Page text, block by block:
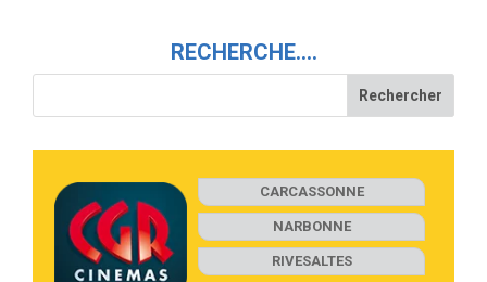
RECHERCHE….
CARCASSONNE
NARBONNE
RIVESALTES